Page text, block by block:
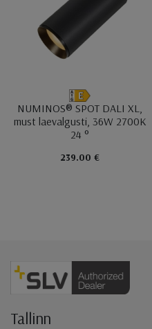
NUMINOS® SPOT DALI XL,
must laevalgusti, 36W 2700K
24 °
239.00 €
Jaluse navigatsioon
Tallinn